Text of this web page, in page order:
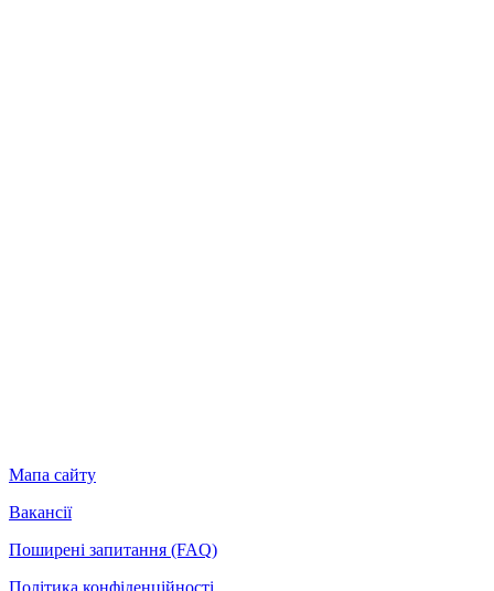
Мапа сайту
Вакансії
Поширені запитання (FAQ)